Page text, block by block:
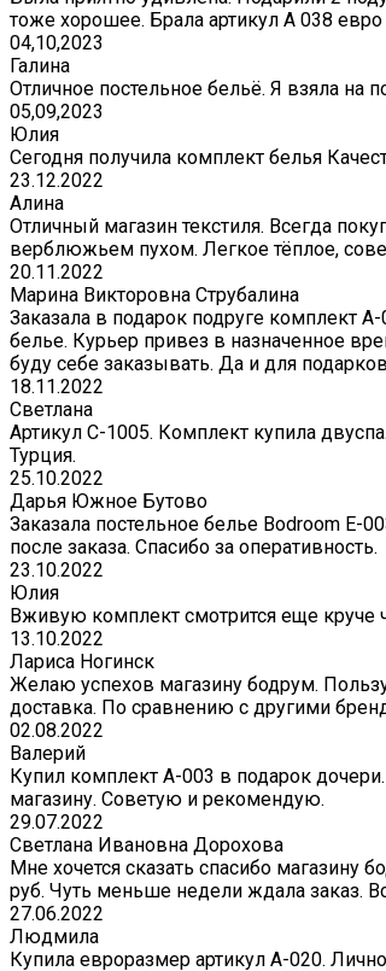
тоже хорошее. Брала артикул А 038
04,10,2023
Галина
Отличное постельное бельё. Я взяла на
05,09,2023
Юлия
Сегодня получила комплект белья
23.12.2022
Алина
Отличный магазин текстиля. Всегда
верблюжьем пухом. Легкое тёплое,
20.11.2022
Марина Викторовна Струбалина
Заказала в подарок подруге комплект
белье. Курьер привез в назначенное
буду себе заказывать. Да и для
18.11.2022
Светлана
Артикул С-1005. Комплект купила
Турция.
25.10.2022
Дарья Южное Бутово
Заказала постельное белье Bodroom
после заказа. Спасибо за оперативность.
23.10.2022
Юлия
Вживую комплект смотрится еще круче
13.10.2022
Лариса Ногинск
Желаю успехов магазину бодрум.
доставка. По сравнению с другими
02.08.2022
Валерий
Купил комплект A-003 в подарок
магазину. Советую и рекомендую.
29.07.2022
Светлана Ивановна Дорохова
Мне хочется сказать спасибо магазину
руб. Чуть меньше недели ждала заказ.
27.06.2022
Людмила
Купила евроразмер артикул А-020.